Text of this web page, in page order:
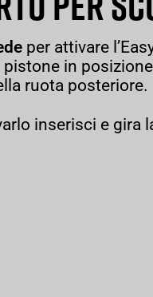
per attivare
in
ruota posteriore.
inserisci e gira